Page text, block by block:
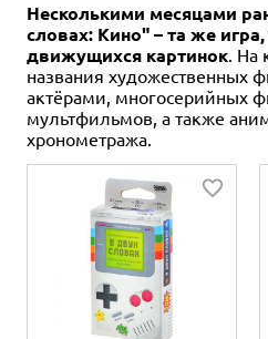
Несколькими месяцами
словах: Кино" – та же
движущихся картинок. На
названия художественных
актёрами, многосерийных
мультфильмов, а также
хронометража.